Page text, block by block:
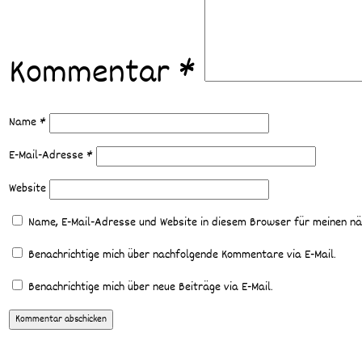
Kommentar *
Name *
E-Mail-Adresse *
Website
Name, E-Mail-Adresse und Website in diesem Browser für meinen
Benachrichtige mich über nachfolgende Kommentare via E-Mail.
Benachrichtige mich über neue Beiträge via E-Mail.